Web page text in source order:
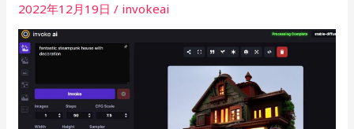
2022年12月19日/ invokeai
ィ
テ
ィ
ー